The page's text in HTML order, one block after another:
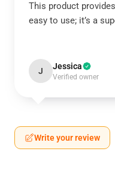
This product
easy to use; it’s a
J Jessica
Verified owner
Write your review